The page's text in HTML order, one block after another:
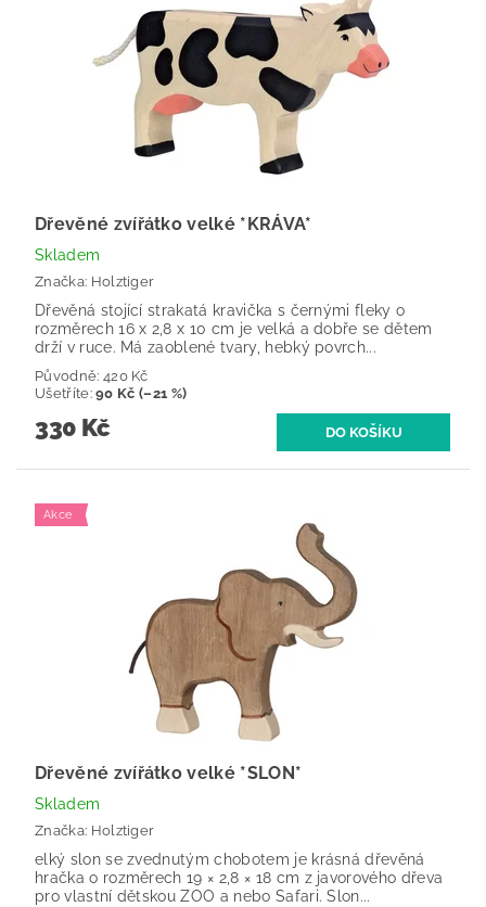
Dřevěné zvířátko velké *KRÁVA*
Skladem
Značka: Holztiger
Dřevěná stojící strakatá kravička s černými fleky o
rozměrech 16 x 2,8 x 10 cm je velká a dobře se dětem
drží v ruce. Má zaoblené tvary, hebký povrch...
Původně: 420 Kč
Ušetříte:90 Kč (–21 %)
330 Kč
Akce
Dřevěné zvířátko velké *SLON*
Skladem
Značka: Holztiger
elký slon se zvednutým chobotem je krásná dřevěná
hračka o rozměrech 19 × 2,8 × 18 cm z javorového dřeva
pro vlastní dětskou ZOO a nebo Safari. Slon...